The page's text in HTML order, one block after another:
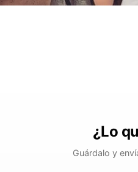
¿Lo
Guárdalo y